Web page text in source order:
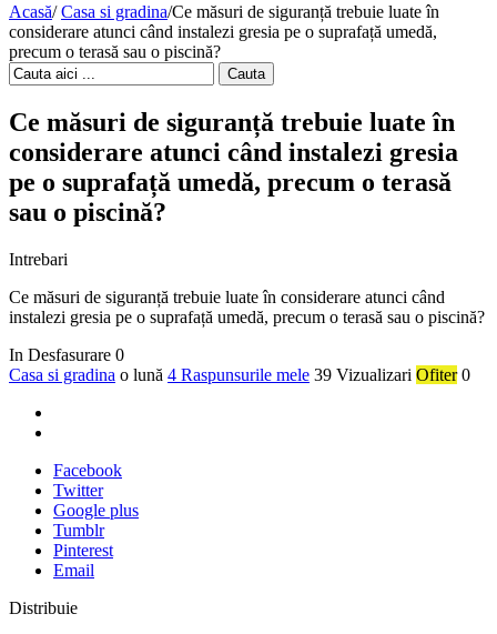
Acasă/ Casa si gradina/Ce măsuri de siguranță trebuie luate în
considerare atunci când instalezi gresia pe o suprafață umedă,
precum o terasă sau o piscină?
Cauta
Ce măsuri de siguranță trebuie luate în
considerare atunci când instalezi gresia
pe o suprafață umedă, precum o terasă
sau o piscină?
Intrebari
Ce măsuri de siguranță trebuie luate în considerare atunci când
instalezi gresia pe o suprafață umedă, precum o terasă sau o piscină?
In Desfasurare 0
Casa si gradina o lună 4 Raspunsurile mele 39 Vizualizari Ofiter 0
Facebook
Twitter
Google plus
Tumblr
Pinterest
Email
Distribuie